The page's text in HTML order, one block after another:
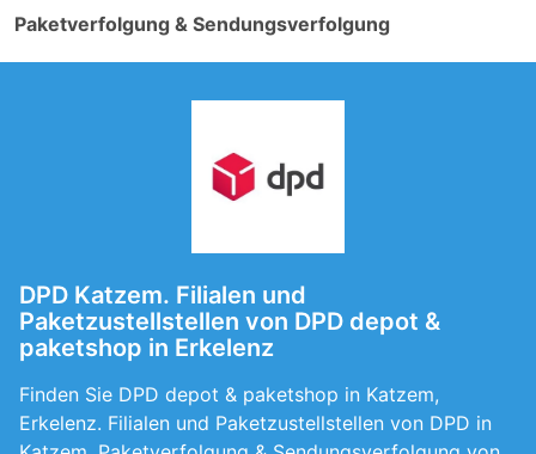
Paketverfolgung & Sendungsverfolgung
DPD Katzem. Filialen und
Paketzustellstellen von DPD depot &
paketshop in Erkelenz
Finden Sie DPD depot & paketshop in Katzem,
Erkelenz. Filialen und Paketzustellstellen von DPD in